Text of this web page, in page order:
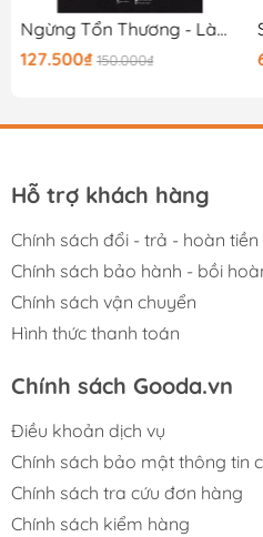
Ngừng Tổn Thương - Làm Thế Nào Hóa Giải Xung Đột Bên Trong
127.500₫ 150.000₫
Hỗ trợ khách hàng
Chính sách đổi - trả - hoàn tiền
Chính sách bảo hành - bồi
Chính sách vận chuyển
Hình thức thanh toán
Chính sách Gooda.vn
Điều khoản dịch vụ
Chính sách bảo mật thông tin
Chính sách tra cứu đơn hàng
Chính sách kiểm hàng